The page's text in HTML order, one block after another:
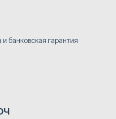
банковская гарантия